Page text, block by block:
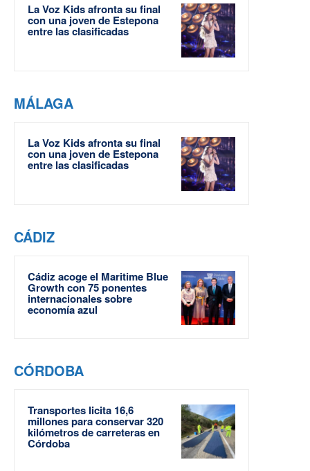
La Voz Kids afronta su final
con una joven de Estepona
entre las clasificadas
MÁLAGA
La Voz Kids afronta su final
con una joven de Estepona
entre las clasificadas
CÁDIZ
Cádiz acoge el Maritime Blue
Growth con 75 ponentes
internacionales sobre
economía azul
CÓRDOBA
Transportes licita 16,6
millones para conservar 320
kilómetros de carreteras en
Córdoba